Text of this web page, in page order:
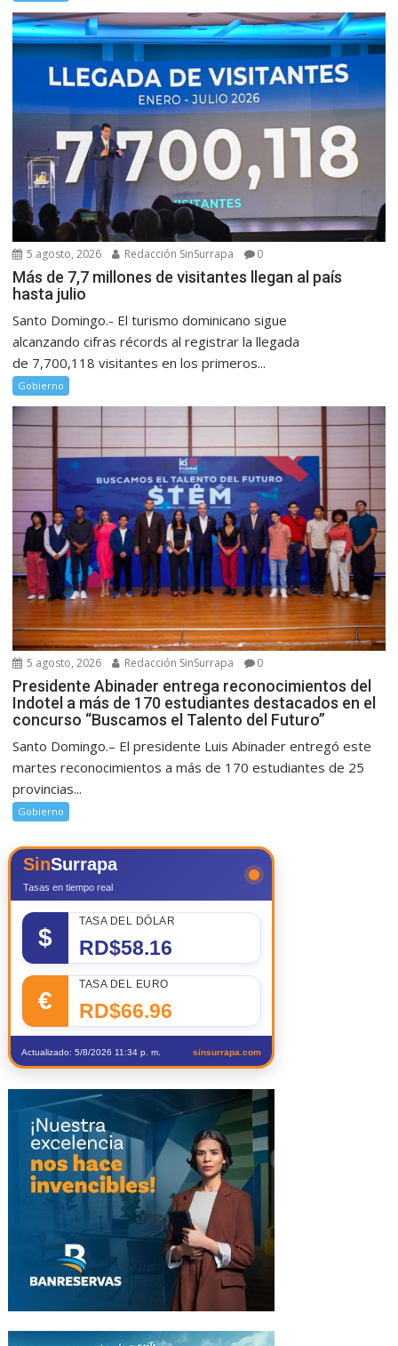
5 agosto, 2026 Redacción SinSurrapa 0
Más de 7,7 millones de visitantes llegan al país
hasta julio
Santo Domingo.- El turismo dominicano sigue
alcanzando cifras récords al registrar la llegada
de 7,700,118 visitantes en los primeros...
Gobierno
5 agosto, 2026 Redacción SinSurrapa 0
Presidente Abinader entrega reconocimientos del
Indotel a más de 170 estudiantes destacados en el
concurso “Buscamos el Talento del Futuro”
Santo Domingo.– El presidente Luis Abinader entregó este
martes reconocimientos a más de 170 estudiantes de 25
provincias...
Gobierno
SinSurrapa
Tasas en tiempo real
$
TASA DEL DÓLAR
RD$58.16
€
TASA DEL EURO
RD$66.96
Actualizado: 5/8/2026 11:34 p. m. sinsurrapa.com